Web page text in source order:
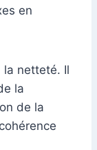
en
la netteté. Il
la
de la